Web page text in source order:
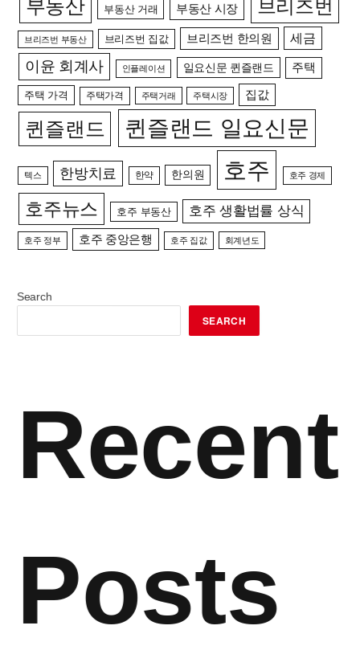
부동산 부동산 거래 부동산 시장 브리즈번
브리즈번 부동산 브리즈번 집값 브리즈번 한의원 세금
이윤 회계사 인플레이션 일요신문 퀸즐랜드 주택
주택 가격 주택가격 주택거래 주택시장 집값
퀸즐랜드 퀸즐랜드 일요신문
텍스 한방치료 한약 한의원 호주 호주 경제
호주뉴스 호주 부동산 호주 생활법률 상식
호주 정부 호주 중앙은행 호주 집값 회계년도
Search
SEARCH
Recent
Posts